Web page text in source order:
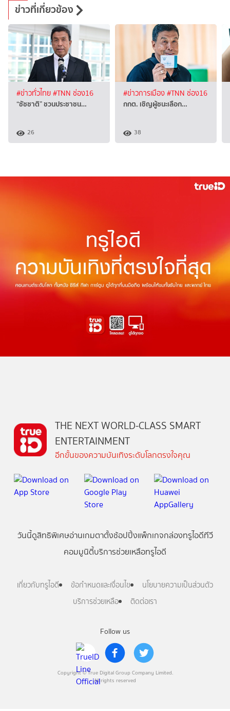
ข่าวที่เกี่ยวข้อง
#ข่าวทั่วไทย#TNN ช่อง16
“ชัชชาติ” ชวนประชาชน…
26
#ข่าวการเมือง#TNN ช่อง16
กกต. เชิญผู้ชนะเลือก…
38
Follow us
Copyright © True Digital Group Company Limited.
All rights reserved
THE NEXT WORLD-CLASS SMART
ENTERTAINMENT
อีกขั้นของความบันเทิงระดับโลกตรงใจคุณ
วันนี้ดูสิทธิพิเศษอ่านเกมตาตั้งช้อปปิ้งแพ็กเกจกล่องทรูไอดีทีวี
คอมมูนิตี้บริการช่วยเหลือทรูไอดี
เกี่ยวกับทรูไอดี ข้อกำหนดและเงื่อนไข
นโยบายความเป็นส่วนตัว
บริการช่วยเหลือ
ติดต่อเรา